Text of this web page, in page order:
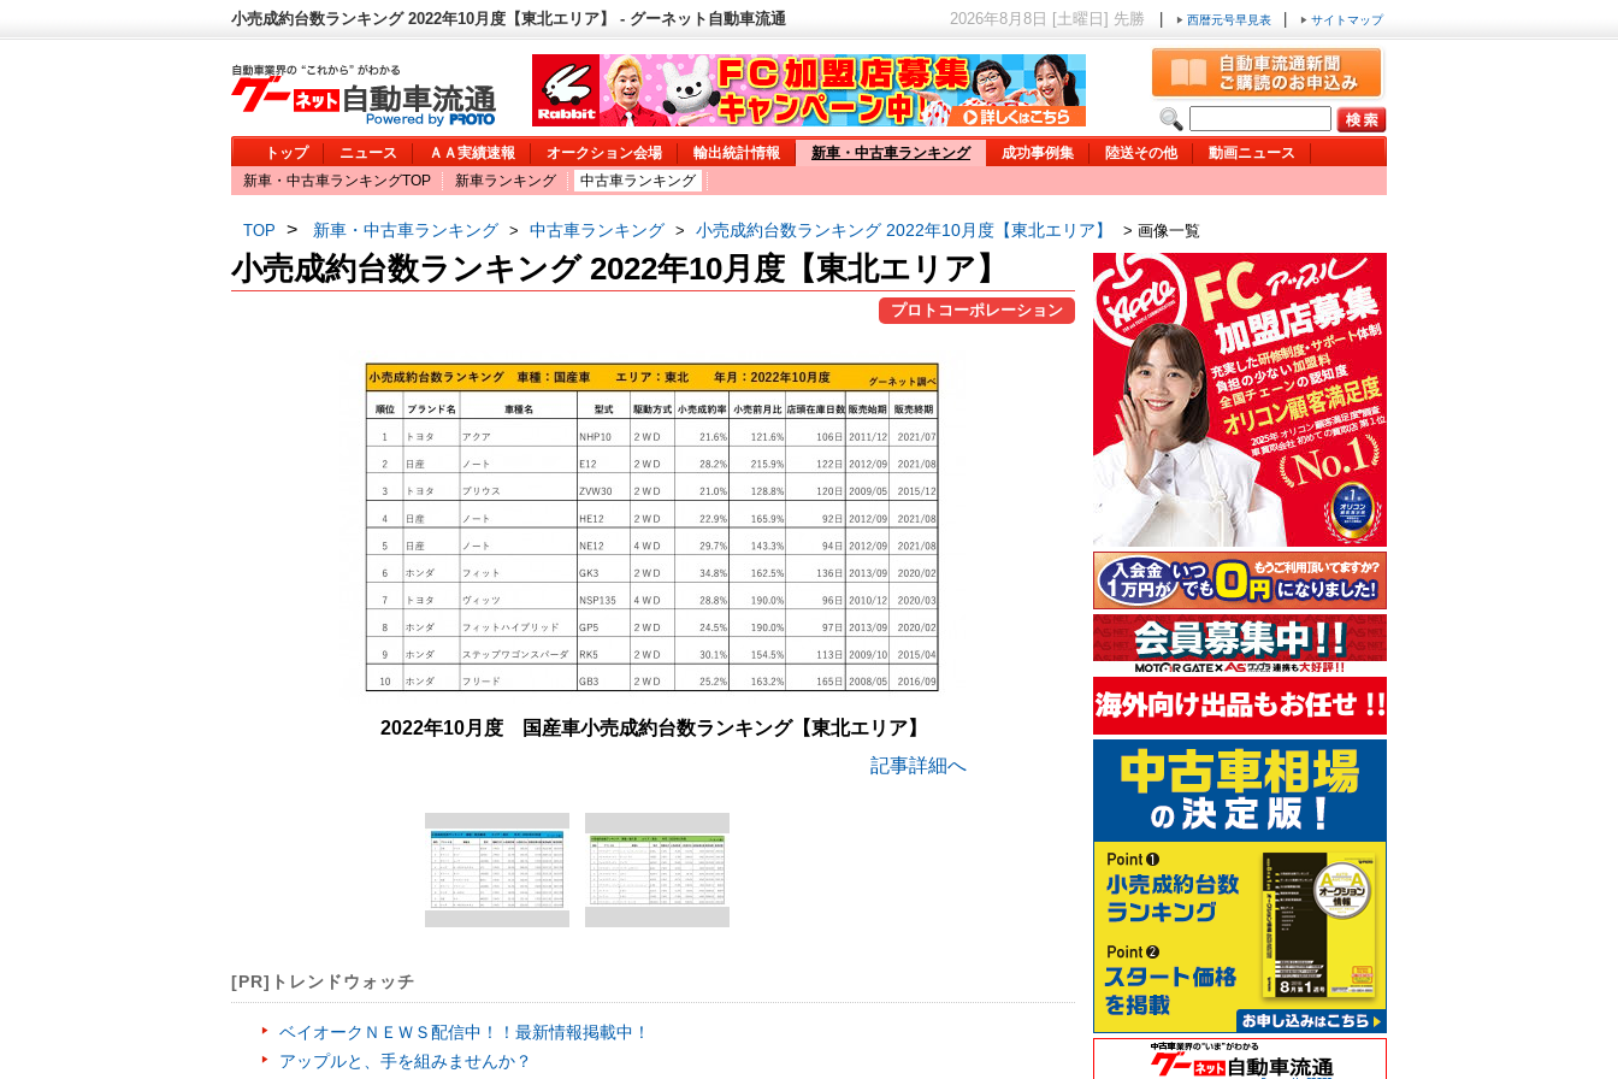
小売成約台数ランキング 2022年10月度【東北エリア】 - グーネット自動車流通 2026年8月8日 [土曜日] 先勝 西暦元号早見表 サイトマップ
トップ ニュース ＡＡ実績速報 オークション会場 輸出統計情報 新車・中古車ランキング 成功事例集 陸送その他
動画ニュース
新車・中古車ランキングTOP
新車ランキング 中古車ランキング
TOP > 新車・中古車ランキング > 中古車ランキング > 小売成約台数ランキング 2022年10月度【東北エリア】 > 画像一覧
小売成約台数ランキング 2022年10月度【東北エリア】
プロトコーポレーション
2022年10月度 国産車小売成約台数ランキング【東北エリア】
記事詳細へ
[PR]トレンドウォッチ
ベイオークＮＥＷＳ配信中！！最新情報掲載中！
アップルと、手を組みませんか？